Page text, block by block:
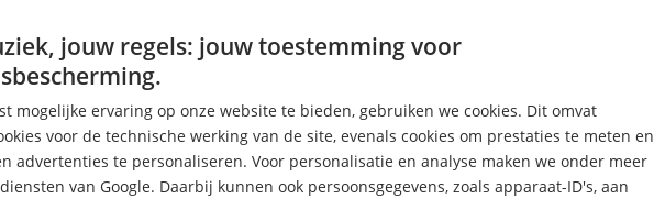
comboaansluitingen
ToneMatch-uitgangen voor digitale audio- en
Bose L1 Pro8 Slip Cover
jouw regels: jouw toestemming voor
mogelijke ervaring op onze website te bieden, gebruiken we cookies. Dit omvat
voor de technische werking van de site, evenals cookies om prestaties te meten en
advertenties te personaliseren. Voor personalisatie en analyse maken we onder meer
van Google. Daarbij kunnen ook persoonsgegevens, zoals apparaat-ID's, aan